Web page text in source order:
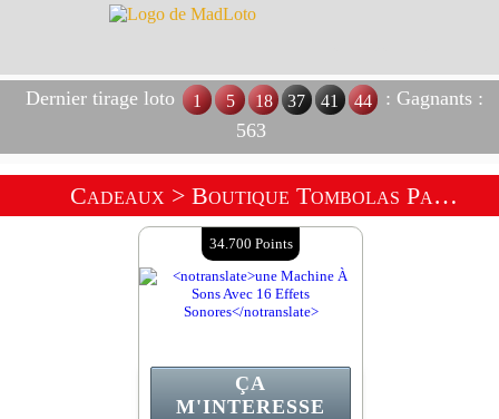
Dernier tirage loto 1 5 18 37 41 44
: Gagnants :
563
Cadeaux > Boutique Tombolas Party Time !
ÇA
M'INTERESSE
34.700 Points